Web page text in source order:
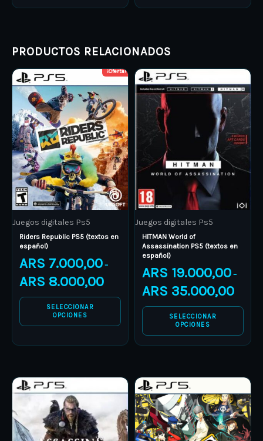
PRODUCTOS RELACIONADOS
¡Oferta!
Juegos digitales Ps5
Riders Republic PS5 (textos en
español)
ARS 7.000,00 –
ARS 8.000,00
Price
ARS 7.000,00
through
ARS 8.000,00
SELECCIONAR
OPCIONES
This
product
has
multiple
variants.
The
options
may
be
chosen
on
the
product
Juegos digitales Ps5
HITMAN World of
Assassination PS5 (textos en
español)
ARS 19.000,00 –
ARS 35.000,00
Price
range:
ARS
through
ARS
SELECCIONAR
OPCIONES
This
product
has
multiple
variants.
The
options
may
be
chosen
on
the
product
page
range:
ARS 8.000,00
through
ARS 10.000,00
This
product
has
multiple
ARS
through
ARS
This
product
has
multiple